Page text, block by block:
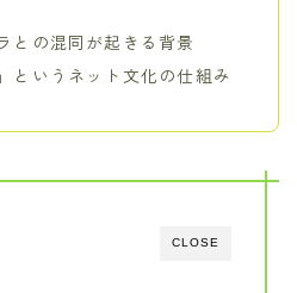
との混同が起きる背景
というネット文化の仕組み
CLOSE